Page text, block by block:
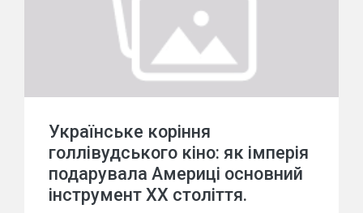
Українське коріння
голлівудського кіно: як імперія
подарувала Америці основний
інструмент XX століття.